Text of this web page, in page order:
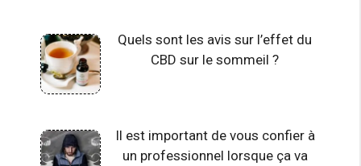
Quels sont les avis sur l’effet du
CBD sur le sommeil ?
Il est important de vous confier à
un professionnel lorsque ça va